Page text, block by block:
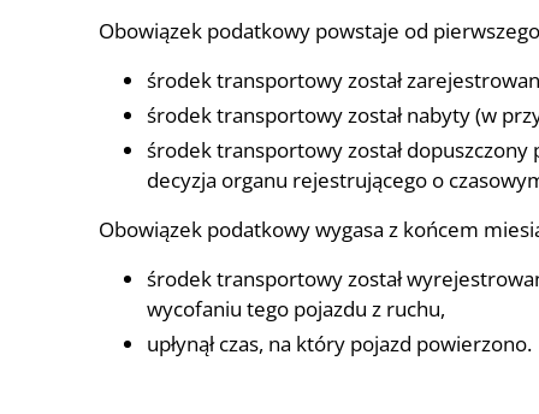
Obowiązek podatkowy powstaje od
środek transportowy został
środek transportowy został nabyty (w
środek transportowy został dopuszczony
decyzja organu rejestrującego o
Obowiązek podatkowy wygasa z końcem
środek transportowy został
wycofaniu tego pojazdu z ruchu,
upłynął czas, na który pojazd powierzono.